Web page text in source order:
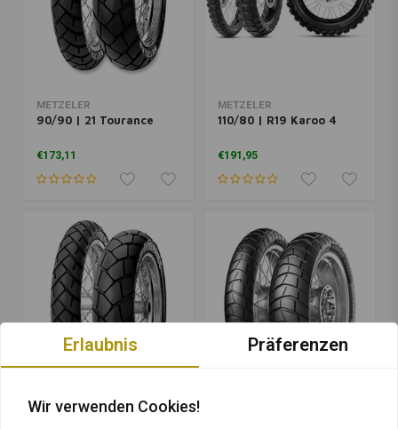
METZELER
90/90 | 21 Tourance
€173,11
METZELER
110/80 | R19 Karoo 4
€191,95
Erlaubnis Präferenzen
Wir verwenden Cookies!